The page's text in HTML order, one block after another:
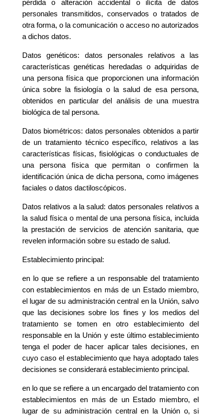
pérdida o alteración accidental o ilícita de datos
personales transmitidos, conservados o tratados de
otra forma, o la comunicación o acceso no autorizados
a dichos datos.
Datos genéticos: datos personales relativos a las
características genéticas heredadas o adquiridas de
una persona física que proporcionen una información
única sobre la fisiología o la salud de esa persona,
obtenidos en particular del análisis de una muestra
biológica de tal persona.
Datos biométricos: datos personales obtenidos a partir
de un tratamiento técnico específico, relativos a las
características físicas, fisiológicas o conductuales de
una persona física que permitan o confirmen la
identificación única de dicha persona, como imágenes
faciales o datos dactiloscópicos.
Datos relativos a la salud: datos personales relativos a
la salud física o mental de una persona física, incluida
la prestación de servicios de atención sanitaria, que
revelen información sobre su estado de salud.
Establecimiento principal:
en lo que se refiere a un responsable del tratamiento
con establecimientos en más de un Estado miembro,
el lugar de su administración central en la Unión, salvo
que las decisiones sobre los fines y los medios del
tratamiento se tomen en otro establecimiento del
responsable en la Unión y este último establecimiento
tenga el poder de hacer aplicar tales decisiones, en
cuyo caso el establecimiento que haya adoptado tales
decisiones se considerará establecimiento principal.
en lo que se refiere a un encargado del tratamiento con
establecimientos en más de un Estado miembro, el
lugar de su administración central en la Unión o, si